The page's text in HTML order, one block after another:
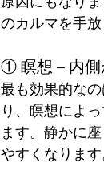
のカルマを手
① 瞑想 – 内側
最も効果的な
り、瞑想によ
ます。静かに
やすくなります